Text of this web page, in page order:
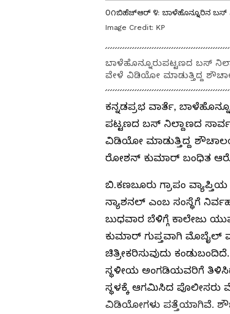
೦೧ಬಿಹೆಚ್‌ಆರ್ ೪: ಬಾಳೆಹೊನ್ನೂರಿನ ಬಸ್
Image Credit: KP
ಬಾಳೆಹೊನ್ನೂರುಪಟ್ಟಣದ ಬಸ್
ವೇಳೆ ವಿಡಿಯೋ ಮಾಡುತ್ತಿದ್ದ
ಕನ್ನಡಪ್ರಭ ವಾರ್ತೆ,
ಪಟ್ಟಣದ ಬಸ್ ನಿಲ್ದಾಣದ
ವಿಡಿಯೋ ಮಾಡುತ್ತಿದ್ದ
ರೋಶನ್ ಕುಮಾರ್ ಬಂಧಿತ
ಬಿ.ಕಣಬೂರು ಗ್ರಾಪಂ
ನ್ಯಾಶನಲ್ ಎಂಬ ಸಂಸ್ಥೆಗೆ
ಬುಧವಾರ ಬೆಳಿಗ್ಗೆ ಕಾಲೇಜು
ಕುಮಾರ್ ಗುಪ್ತವಾಗಿ
ಚಿತ್ರೀಕರಿಸುವುದು
ಸ್ಥಳೀಯ ಅಂಗಡಿಯವರಿಗೆ
ಸ್ಥಳಕ್ಕೆ ಆಗಮಿಸಿದ ಪೊಲೀಸರು
ವಿಡಿಯೋಗಳು ಪತ್ತೆಯಾಗಿವೆ.